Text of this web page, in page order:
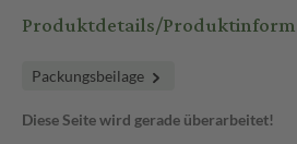
Produktdetails/
Packungsbeilage
Diese Seite wird gerade überarbeitet!